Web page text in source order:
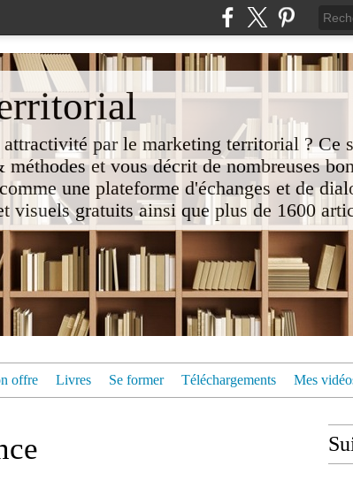
par le marketing territorial ? Ce
et vous décrit de nombreuses
une plateforme d'échanges et de
visuels gratuits ainsi que plus de 1600
offre Livres Se former Téléchargements Mes